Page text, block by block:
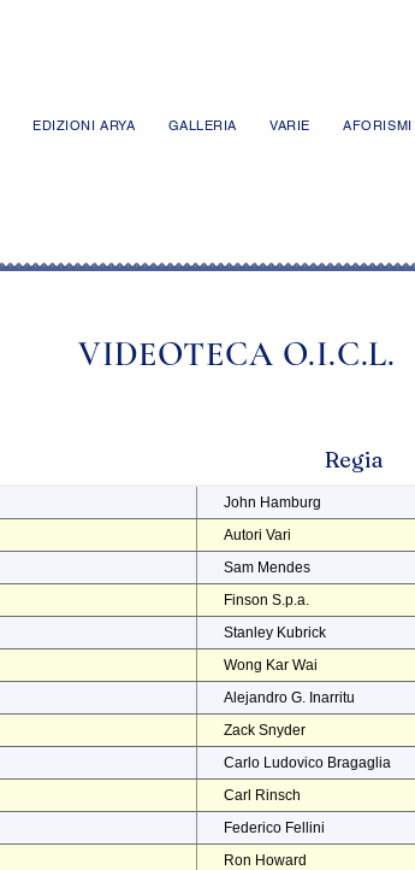
EDIZIONI ARYA GALLERIA VARIE AFORISMI
VIDEOTECA O.I.C.L.
Regia
John Hamburg
Autori Vari
Sam Mendes
Finson S.p.a.
Stanley Kubrick
Wong Kar Wai
Alejandro G. Inarritu
Zack Snyder
Carlo Ludovico Bragaglia
Carl Rinsch
Federico Fellini
Ron Howard